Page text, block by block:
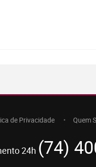
de Privacidade Quem
24h (74)